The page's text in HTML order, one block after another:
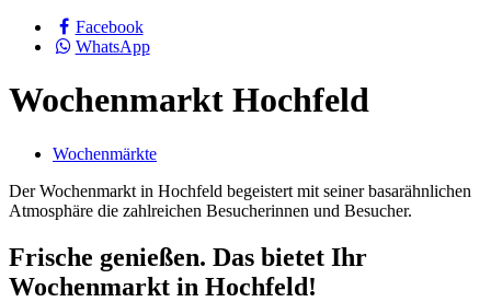
Facebook
WhatsApp
Wochenmarkt Hochfeld
Wochenmärkte
Der Wochenmarkt in Hochfeld begeistert mit seiner basarähnlichen
Atmosphäre die zahlreichen Besucherinnen und Besucher.
Frische genießen. Das bietet Ihr
Wochenmarkt in Hochfeld!